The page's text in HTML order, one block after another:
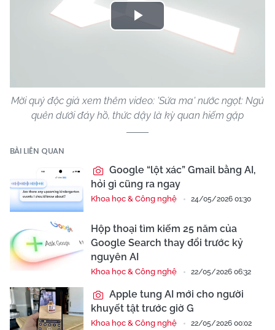
Play
Mời quý độc giả xem thêm video: 'Sứa ma' nước ngọt: Ngủ
quên dưới đáy hồ, thức dậy là kỳ quan hiếm gặp
BÀI LIÊN QUAN
Google “lột xác” Gmail bằng AI,
hỏi gì cũng ra ngay
Khoa học & Công nghệ 24/05/2026 01:30
Hộp thoại tìm kiếm 25 năm của
Google Search thay đổi trước kỷ
nguyên AI
Khoa học & Công nghệ 22/05/2026 06:32
Apple tung AI mới cho người
khuyết tật trước giờ G
Khoa học & Công nghệ 22/05/2026 00:02